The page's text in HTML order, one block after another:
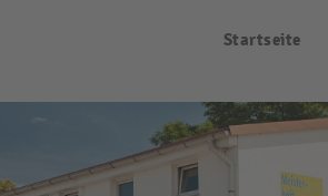
Startseite